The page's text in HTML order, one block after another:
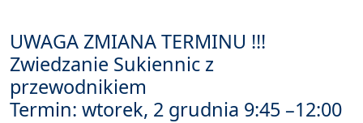
UWAGA ZMIANA TERMINU !!!
Zwiedzanie Sukiennic z
przewodnikiem
Termin: wtorek, 2 grudnia 9:45 –12:00